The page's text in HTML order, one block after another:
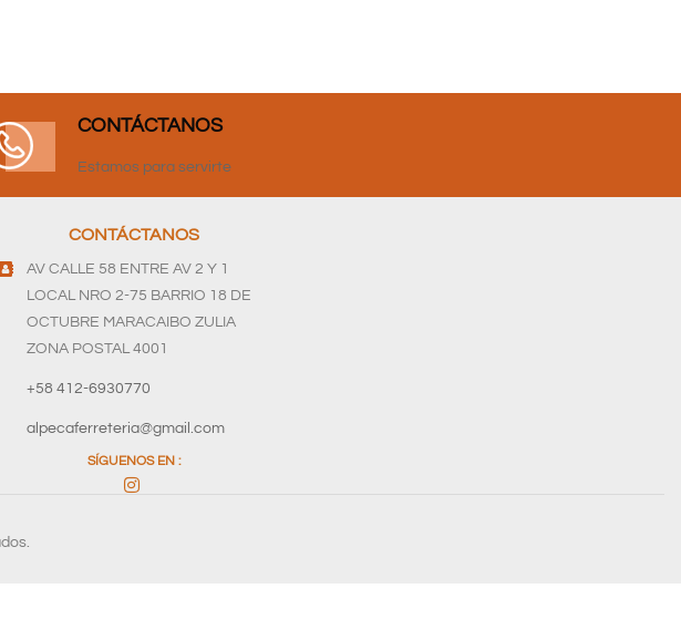
CONTÁCTANOS
Estamos para servirte
CONTÁCTANOS
AV CALLE 58 ENTRE AV 2 Y 1
LOCAL NRO 2-75 BARRIO 18 DE
OCTUBRE MARACAIBO ZULIA
ZONA POSTAL 4001
+58 412-6930770
alpecaferreteria@gmail.com
SÍGUENOS EN :